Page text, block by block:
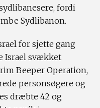
fordi
Sydlibanon.
for sjette gang
Israel svækket
Beeper Operation,
personsøgere og
dræbte 42 og